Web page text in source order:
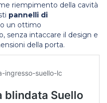
riempimento della cavità
pannelli di
un ottimo
senza intaccare il design e
della porta.